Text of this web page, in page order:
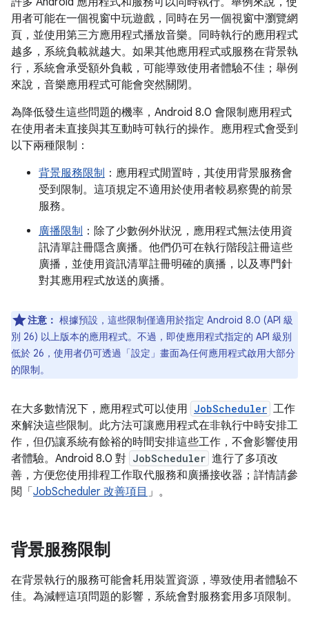
用者可能在一個視窗中玩遊戲，同時在另一個視窗中瀏覽網
頁，並使用第三方應用程式播放音樂。同時執行的應用程式
越多，系統負載就越大。如果其他應用程式或服務在背景執
行，系統會承受額外負載，可能導致使用者體驗不佳；舉例
來說，音樂應用程式可能會突然關閉。
為降低發生這些問題的機率，Android 8.0 會限制應用程式
在使用者未直接與其互動時可執行的操作。應用程式會受到
以下兩種限制：
背景服務限制 ：應用程式閒置時，其使用背景服務會
受到限制。這項規定不適用於使用者較易察覺的前景
服務。
廣播限制 ：除了少數例外狀況，應用程式無法使用資
訊清單註冊隱含廣播。他們仍可在執行階段註冊這些
廣播，並使用資訊清單註冊明確的廣播，以及專門針
對其應用程式放送的廣播。
注意： 根據預設，這些限制僅適用於指定 Android 8.0 (API 級
別 26) 以上版本的應用程式。不過，即使應用程式指定的 API 級別
低於 26，使用者仍可透過「設定」 畫面為任何應用程式啟用大部分
的限制。
在大多數情況下，應用程式可以使用 JobScheduler 工作
來解決這些限制。此方法可讓應用程式在非執行中時安排工
作，但仍讓系統有餘裕的時間安排這些工作，不會影響使用
者體驗。Android 8.0 對 JobScheduler 進行了多項改
善，方便您使用排程工作取代服務和廣播接收器；詳情請參
閱「 JobScheduler 改善項目 」。
背景服務限制
在背景執行的服務可能會耗用裝置資源，導致使用者體驗不
佳。為減輕這項問題的影響，系統會對服務套用多項限制。